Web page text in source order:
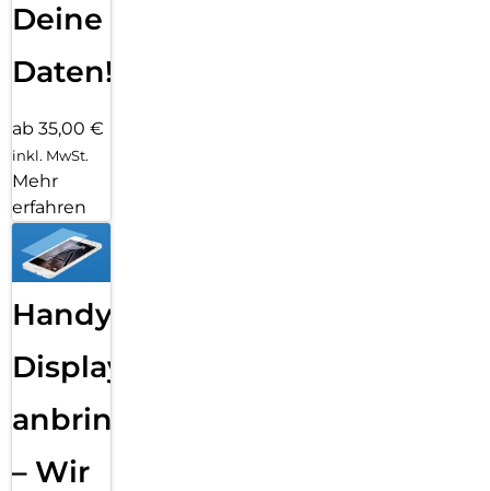
Deine
Daten!
ab 35,00 €
inkl. MwSt.
Mehr
erfahren
Handy
Displayfolie
anbringen
– Wir